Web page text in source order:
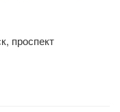
проспект